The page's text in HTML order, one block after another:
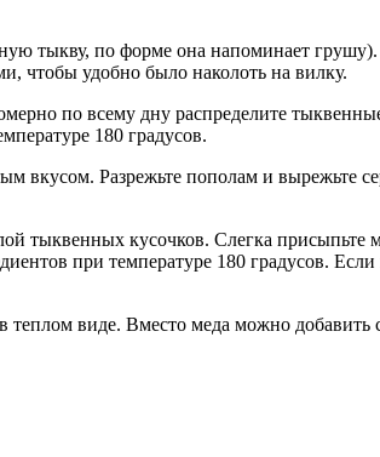
тыкву, по форме она напоминает
чтобы удобно было наколоть на вилку.
по всему дну распределите
180 градусов.
вкусом. Разрежьте пополам и вырежьте
тыквенных кусочков. Слегка присыпьте
при температуре 180 градусов.
теплом виде. Вместо меда можно добавить